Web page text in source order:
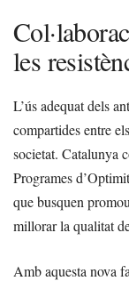
les
L’ús adequat dels
compartides entre
societat. Catalunya
Programes
que busquen
millorar la qualitat
Amb aquesta nova